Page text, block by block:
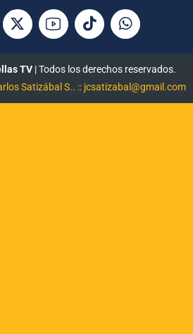
TV| Todos los derechos reservados.
Satizábal S.. :: jcsatizabal@gmail.com